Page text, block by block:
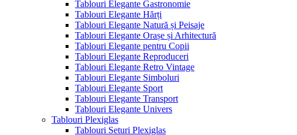
Tablouri Elegante Gastronomie
Tablouri Elegante Hărți
Tablouri Elegante Natură și Peisaje
Tablouri Elegante Orașe și Arhitectură
Tablouri Elegante pentru Copii
Tablouri Elegante Reproduceri
Tablouri Elegante Retro Vintage
Tablouri Elegante Simboluri
Tablouri Elegante Sport
Tablouri Elegante Transport
Tablouri Elegante Univers
Tablouri Plexiglas
Tablouri Seturi Plexiglas